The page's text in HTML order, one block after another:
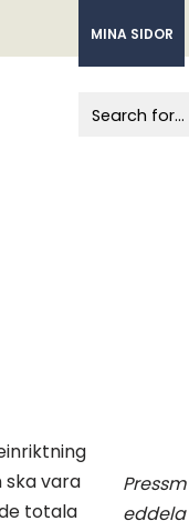
MINA SIDOR
ska vara
totala
Pressm
eddela